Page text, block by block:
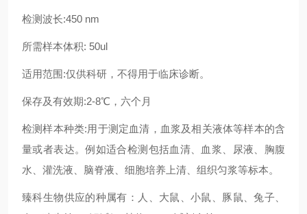
检测波长:450 nm
所需样本体积: 50ul
适用范围:仅供科研，不得用于临床诊断。
保存及有效期:2-8℃，六个月
检测样本种类:用于测定血清，血浆及相关液体等样本的含
量或者表达。例如适合检测包括血清、血浆、尿液、胸腹
水、灌洗液、脑脊液、细胞培养上清、组织匀浆等标本。
臻科生物供应的种属有：人、大鼠、小鼠、豚鼠、兔子、